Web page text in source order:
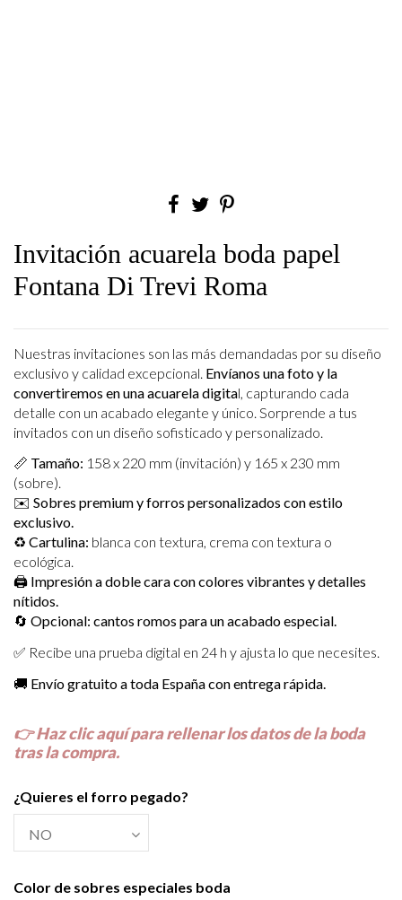
Invitación acuarela boda papel
Fontana Di Trevi Roma
Nuestras invitaciones son las más demandadas por su diseño
exclusivo y calidad excepcional. Envíanos una foto y la
convertiremos en una acuarela digital, capturando cada
detalle con un acabado elegante y único. Sorprende a tus
invitados con un diseño sofisticado y personalizado.
📏 Tamaño: 158 x 220 mm (invitación) y 165 x 230 mm
(sobre).
✉️ Sobres premium y forros personalizados con estilo
exclusivo.
♻️ Cartulina: blanca con textura, crema con textura o
ecológica.
🖨️ Impresión a doble cara con colores vibrantes y detalles
nítidos.
🔄 Opcional: cantos romos para un acabado especial.
✅ Recibe una prueba digital en 24 h y ajusta lo que necesites.
🚚 Envío gratuito a toda España con entrega rápida.
👉Haz clic aquí para rellenar los datos de la boda
tras la compra.
¿Quieres el forro pegado?
Color de sobres especiales boda